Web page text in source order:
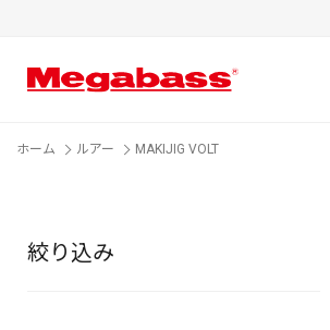
ホーム ルアー MAKIJIG VOLT
絞り込み